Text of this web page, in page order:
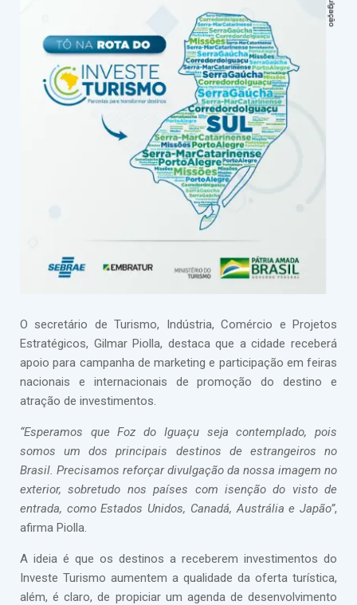
O secretário de Turismo, Indústria, Comércio e Projetos
Estratégicos, Gilmar Piolla, destaca que a cidade receberá
apoio para campanha de marketing e participação em feiras
nacionais e internacionais de promoção do destino e
atração de investimentos.
“Esperamos que Foz do Iguaçu seja contemplado, pois
somos um dos principais destinos de estrangeiros no
Brasil. Precisamos reforçar divulgação da nossa imagem no
exterior, sobretudo nos países com isenção do visto de
entrada, como Estados Unidos, Canadá, Austrália e Japão”,
afirma Piolla.
A ideia é que os destinos a receberem investimentos do
Investe Turismo aumentem a qualidade da oferta turística,
além, é claro, de propiciar um agenda de desenvolvimento